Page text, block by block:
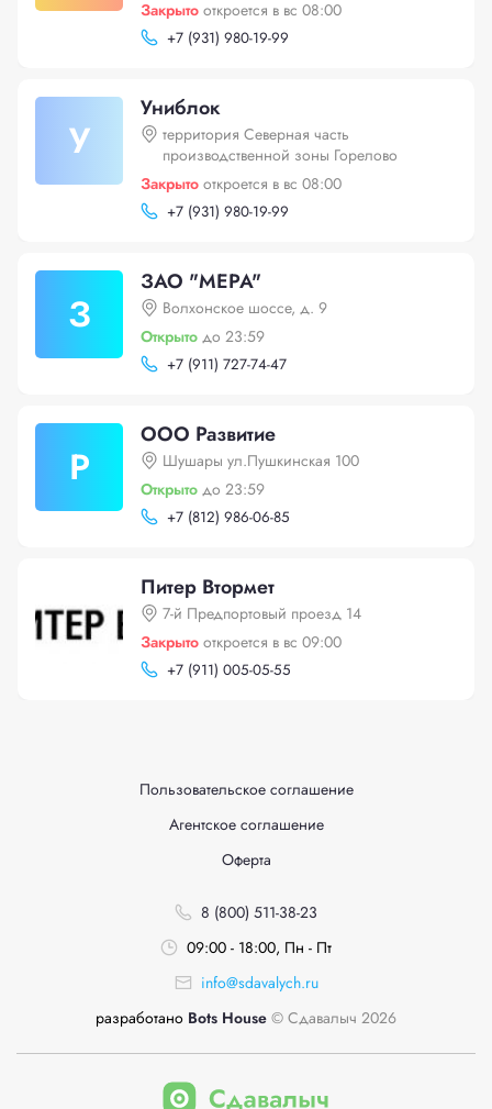
Закрыто откроется в вс 08:00
+7 (931) 980-19-99
У
Униблок
территория Северная часть
производственной зоны Горелово
Закрыто откроется в вс 08:00
+7 (931) 980-19-99
З
ЗАО "МЕРА"
Волхонское шоссе, д. 9
Открыто до 23:59
+7 (911) 727-74-47
Р
ООО Развитие
Шушары ул.Пушкинская 100
Открыто до 23:59
+7 (812) 986-06-85
Питер Втормет
7-й Предпортовый проезд 14
Закрыто откроется в вс 09:00
+7 (911) 005-05-55
Пользовательское соглашение
Агентское соглашение
Оферта
8 (800) 511-38-23
09:00 - 18:00, Пн - Пт
info@sdavalych.ru
разработано Bots House © Сдавалыч 2026